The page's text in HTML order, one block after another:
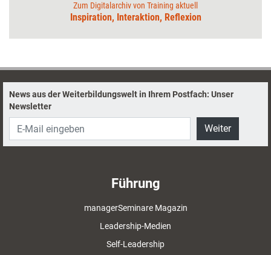
Zum Digitalarchiv von Training aktuell
Inspiration, Interaktion, Reflexion
News aus der Weiterbildungswelt in Ihrem Postfach: Unser
Newsletter
Weiter
Führung
managerSeminare Magazin
Leadership-Medien
Self-Leadership